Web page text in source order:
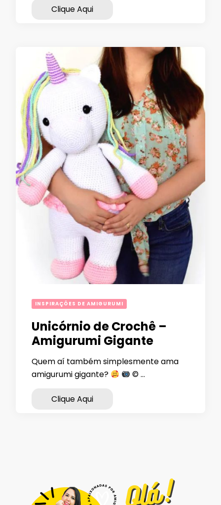
Clique Aqui
INSPIRAÇÕES DE AMIGURUMI
Unicórnio de Crochê –
Amigurumi Gigante
Quem aí também simplesmente ama
amigurumi gigante?
© …
Clique Aqui